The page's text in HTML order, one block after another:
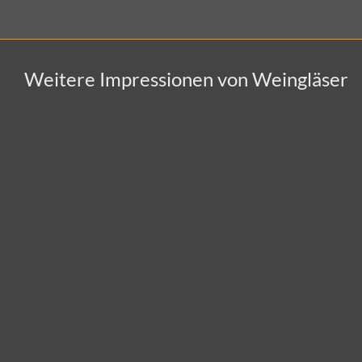
Weitere Impressionen von Weingläser